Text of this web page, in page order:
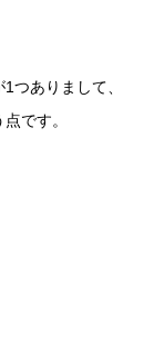
つありまして、
です。